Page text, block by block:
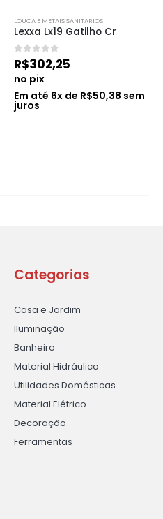
LOUCA E METAIS SANITARIOS
Lexxa Lx19 Gatilho Cr
0de 5
R$302,25
no pix
Em até 6x de R$50,38 sem
juros
Categorias
Casa e Jardim
Iluminação
Banheiro
Material Hidráulico
Utilidades Domésticas
Material Elétrico
Decoração
Ferramentas